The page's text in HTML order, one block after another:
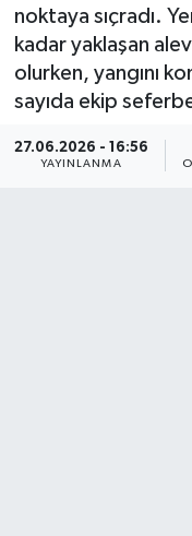
noktaya sıçradı.
kadar yaklaşan
olurken, yangını
sayıda ekip
27.06.2026 - 16:56
YAYINLANMA